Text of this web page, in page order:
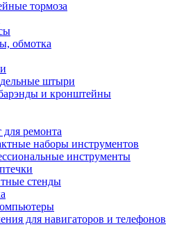
тормоза
обмотка
штыри
и кронштейны
ремонта
наборы инструментов
инструменты
стенды
для навигаторов и телефонов